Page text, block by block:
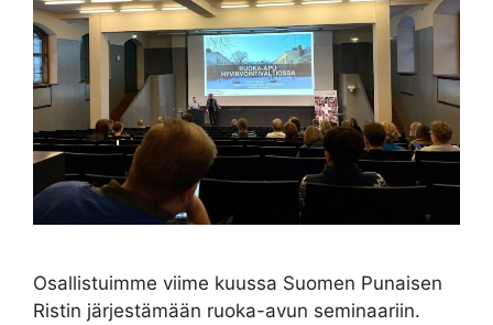
Osallistuimme viime kuussa Suomen Punaisen
Ristin järjestämään ruoka-avun seminaariin.